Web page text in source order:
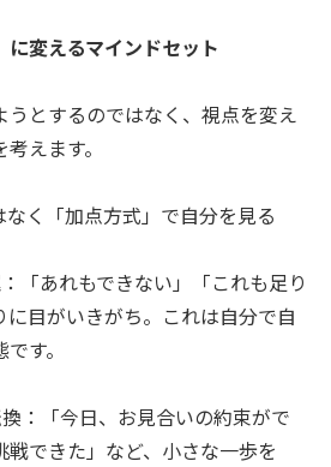
変えるマインドセット
うとするのではなく、視点を変え
えます。
く「加点方式」で自分を見る
「あれもできない」「これも足り
目がいきがち。これは自分で自
す。
：「今日、お見合いの約束がで
戦できた」など、小さな一歩を